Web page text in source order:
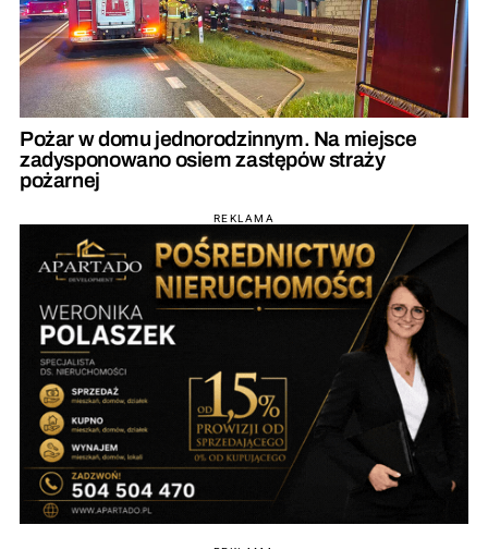
Pożar w domu jednorodzinnym. Na miejsce
zadysponowano osiem zastępów straży
pożarnej
REKLAMA